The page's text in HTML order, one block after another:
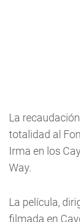
La
totalidad al
Irma en los
Way.
La película,
filmada en